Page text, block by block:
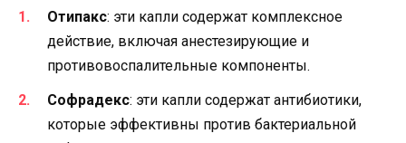
Отипакс: эти капли содержат комплексное
действие, включая анестезирующие и
противовоспалительные компоненты.
Софрадекс: эти капли содержат антибиотики,
которые эффективны против бактериальной